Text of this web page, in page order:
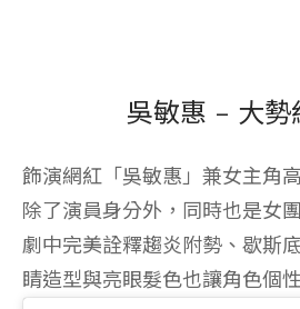
吳敏惠 – 大勢
飾演網紅「吳敏惠」兼女主角
除了演員身分外，同時也是女
劇中完美詮釋趨炎附勢、歇斯
睛造型與亮眼髮色也讓角色個